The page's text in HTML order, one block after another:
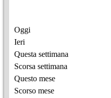
Oggi
Ieri
Questa settimana
Scorsa settimana
Questo mese
Scorso mese